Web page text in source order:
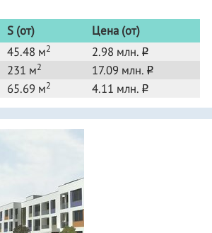
S (от)
Цена (от)
45.48 м2 2.98 млн. o
231 м2 17.09 млн. o
65.69 м2 4.11 млн. o